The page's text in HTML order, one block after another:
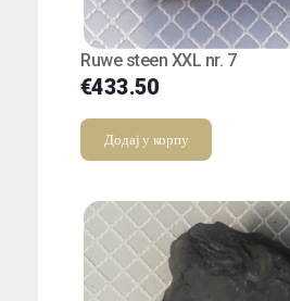
Ruwe steen XXL nr. 7
€433.50
Додај у корпу